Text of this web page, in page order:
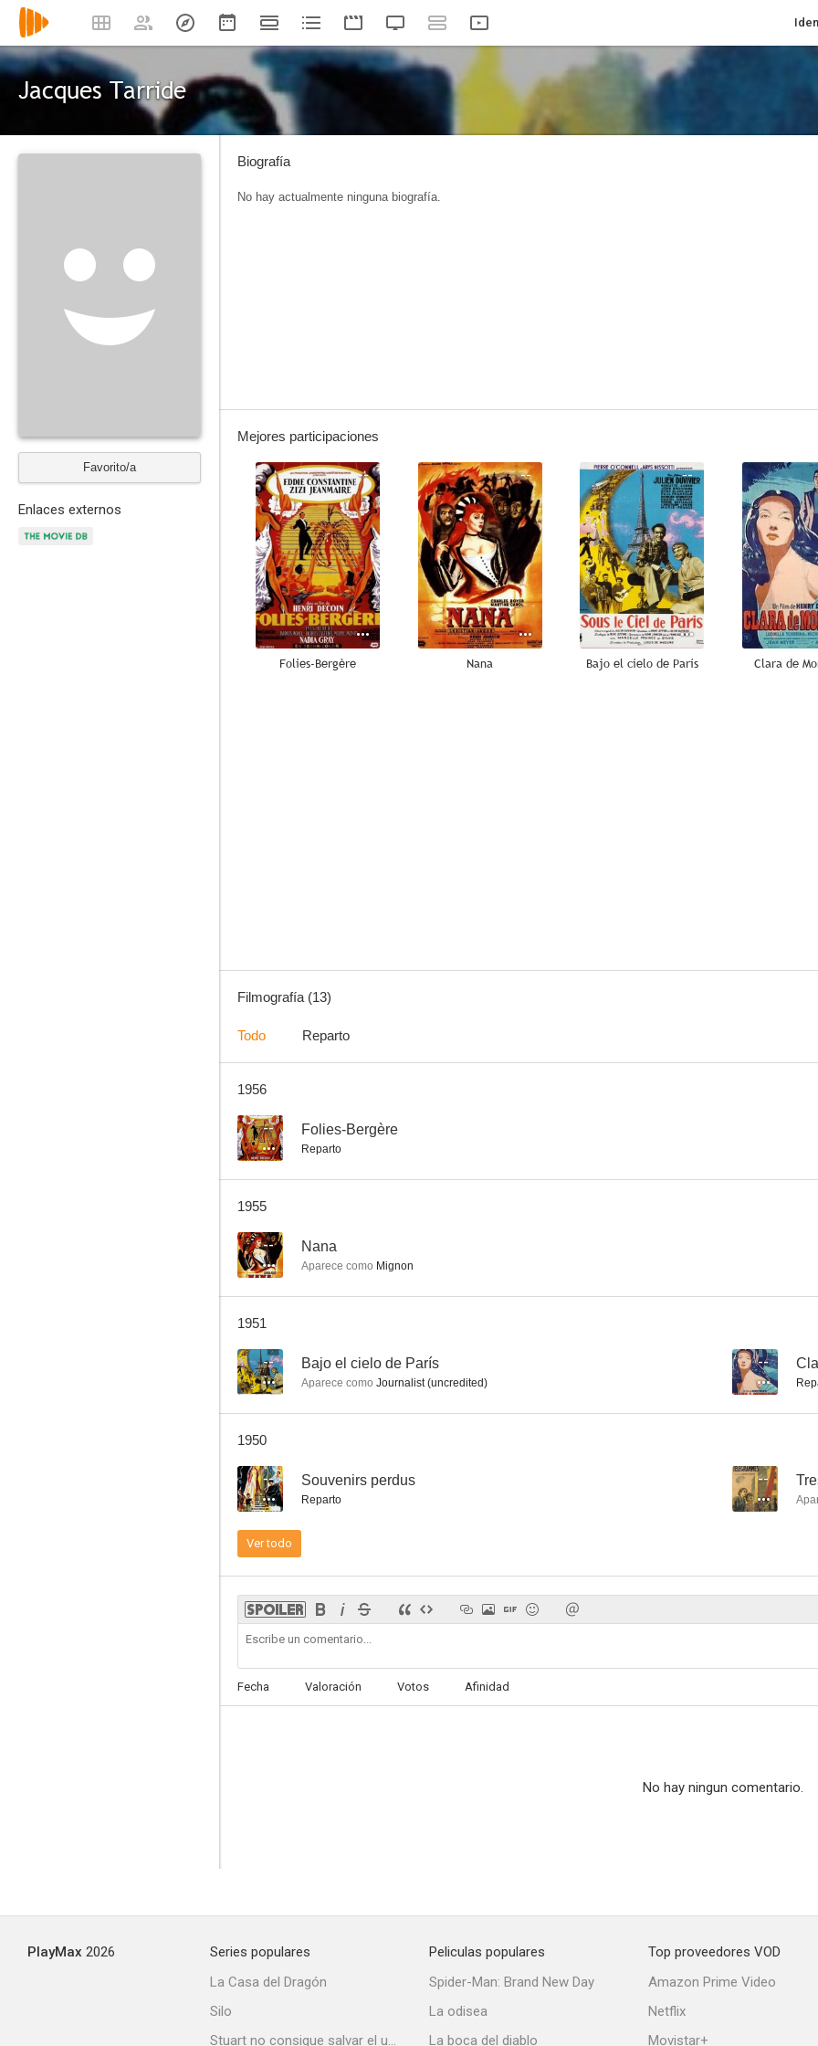
Jacques Tarride
Favorito/a
Enlaces externos
Biografía
No hay actualmente ninguna biografía.
Mejores participaciones
--
Folies-Bergère
--
Nana
--
Bajo el cielo de París Clara de
Filmografía (13)
Todo Reparto
1956
-- Folies-Bergère
Reparto
1955
-- Nana
Aparece como Mignon
1951
-- Bajo el cielo de París
Aparece como Journalist (uncredited)
--
1950
-- Souvenirs perdus
Reparto
--
Ver todo
Fecha Valoración Votos Afinidad
No hay ningun comentario.
PlayMax 2026
Series populares
La Casa del Dragón
Silo
Stuart no consigue salvar el universo
Peliculas populares
Spider-Man: Brand New Day
La odisea
La boca del diablo
Top proveedores VOD
Amazon Prime Video
Netflix
Movistar+